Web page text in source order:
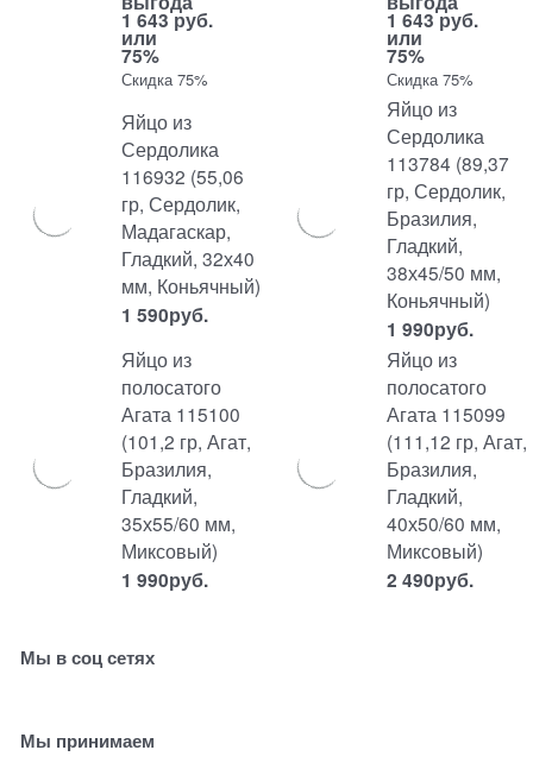
1 643 руб.
или
75%
Скидка 75%
1 643 руб.
или
75%
Скидка 75%
Яйцо из
Сердолика
116932 (55,06
гр, Сердолик,
Мадагаскар,
Гладкий, 32х40
мм, Коньячный)
1 590руб.
Яйцо из
Сердолика
113784 (89,37
гр, Сердолик,
Бразилия,
Гладкий,
38х45/50 мм,
Коньячный)
1 990руб.
Яйцо из
полосатого
Агата 115100
(101,2 гр, Агат,
Бразилия,
Гладкий,
35х55/60 мм,
Миксовый)
1 990руб.
Яйцо из
полосатого
Агата 115099
(111,12 гр, Агат,
Бразилия,
Гладкий,
40х50/60 мм,
Миксовый)
2 490руб.
Мы в соц сетях
Мы принимаем